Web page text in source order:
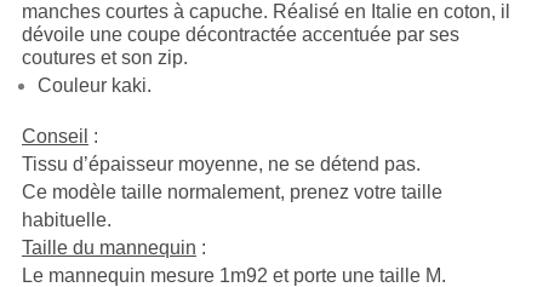
manches courtes à capuche. Réalisé en Italie en coton, il
dévoile une coupe décontractée accentuée par ses
coutures et son zip.
Couleur kaki.
Conseil :
Tissu d’épaisseur moyenne, ne se détend pas.
Ce modèle taille normalement, prenez votre taille
habituelle.
Taille du mannequin :
Le mannequin mesure 1m92 et porte une taille M.